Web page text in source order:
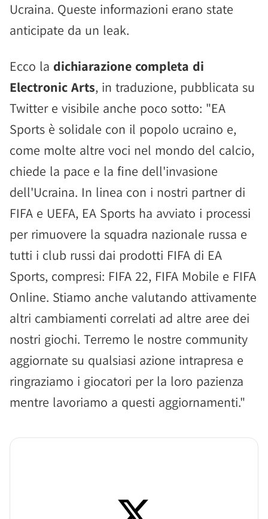
Ucraina. Queste informazioni erano state
anticipate da un leak.
Ecco la dichiarazione completa di
Electronic Arts, in traduzione, pubblicata su
Twitter e visibile anche poco sotto: "EA
Sports è solidale con il popolo ucraino e,
come molte altre voci nel mondo del calcio,
chiede la pace e la fine dell'invasione
dell'Ucraina. In linea con i nostri partner di
FIFA e UEFA, EA Sports ha avviato i processi
per rimuovere la squadra nazionale russa e
tutti i club russi dai prodotti FIFA di EA
Sports, compresi: FIFA 22, FIFA Mobile e FIFA
Online. Stiamo anche valutando attivamente
altri cambiamenti correlati ad altre aree dei
nostri giochi. Terremo le nostre community
aggiornate su qualsiasi azione intrapresa e
ringraziamo i giocatori per la loro pazienza
mentre lavoriamo a questi aggiornamenti."